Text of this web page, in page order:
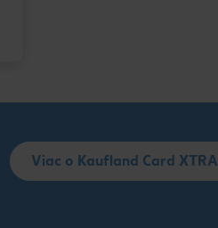
Viac o Kaufland Card XTRA